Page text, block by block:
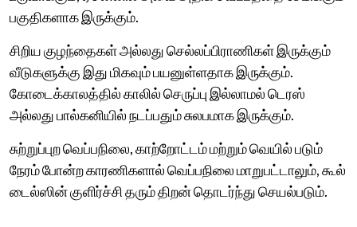
பகுதிகளாக இருக்கும்.
சிறிய குழந்தைகள் அல்லது செல்லப்பிராணிகள் இருக்கும்
வீடுகளுக்கு இது மிகவும் பயனுள்ளதாக இருக்கும்.
கோடைக்காலத்தில் காலில் செருப்பு இல்லாமல் டெரஸ்
அல்லது பால்கனியில் நடப்பதும் சுலபமாக இருக்கும்.
சுற்றுப்புற வெப்பநிலை, காற்றோட்டம் மற்றும் வெயில் படும்
நேரம் போன்ற காரணிகளால் வெப்பநிலை மாறுபட்டாலும், கூல்
டைல்ஸின் குளிர்ச்சி தரும் திறன் தொடர்ந்து செயல்படும்.